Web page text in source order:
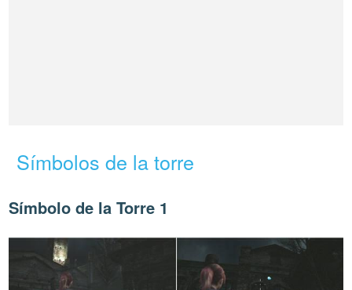
Símbolos de la torre
Símbolo de la Torre 1